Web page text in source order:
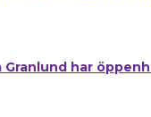
Granlund har